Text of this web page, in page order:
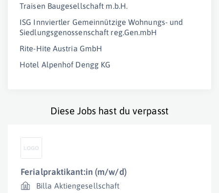
Traisen Baugesellschaft m.b.H.
ISG Innviertler Gemeinnützige Wohnungs- und
Siedlungsgenossenschaft reg.Gen.mbH
Rite-Hite Austria GmbH
Hotel Alpenhof Dengg KG
Diese Jobs hast du verpasst
Ferialpraktikant:in (m/w/d)
Billa Aktiengesellschaft